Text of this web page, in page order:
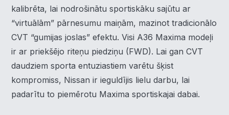
kalibrēta, lai nodrošinātu sportiskāku sajūtu ar
“virtuālām” pārnesumu maiņām, mazinot tradicionālo
CVT “gumijas joslas” efektu. Visi A36 Maxima modeļi
ir ar priekšējo riteņu piedziņu (FWD). Lai gan CVT
daudziem sporta entuziastiem varētu šķist
kompromiss, Nissan ir ieguldījis lielu darbu, lai
padarītu to piemērotu Maxima sportiskajai dabai.